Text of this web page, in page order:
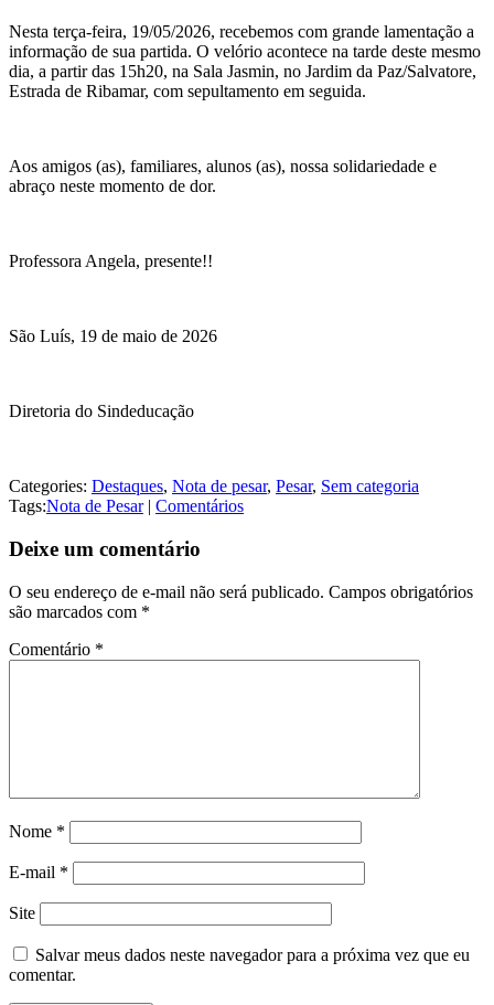
Nesta terça-feira, 19/05/2026, recebemos com grande lamentação a
informação de sua partida. O velório acontece na tarde deste mesmo
dia, a partir das 15h20, na Sala Jasmin, no Jardim da Paz/Salvatore,
Estrada de Ribamar, com sepultamento em seguida.
Aos amigos (as), familiares, alunos (as), nossa solidariedade e
abraço neste momento de dor.
Professora Angela, presente!!
São Luís, 19 de maio de 2026
Diretoria do Sindeducação
Categories: Destaques, Nota de pesar, Pesar, Sem categoria
Tags:Nota de Pesar | Comentários
Deixe um comentário
O seu endereço de e-mail não será publicado. Campos obrigatórios
são marcados com *
Comentário *
Nome *
E-mail *
Site
Salvar meus dados neste navegador para a próxima vez que eu
comentar.